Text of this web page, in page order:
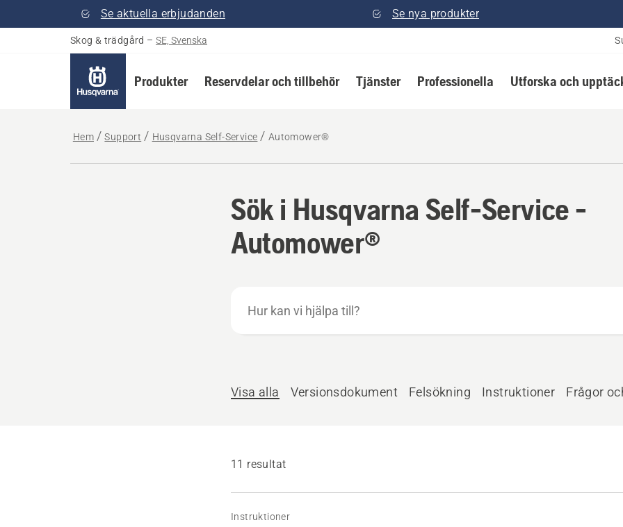
Se aktuella erbjudanden Se nya produkter
Skog & trädgård – SE, Svenska
Produkter Reservdelar och tillbehör Tjänster Professionella Utforska och
Hem Support Husqvarna Self-Service Automower®
Sök i Husqvarna Self-Service -
Automower®
kan
Visa alla
Versionsdokument Felsökning Instruktioner Frågor
11 resultat
Instruktioner